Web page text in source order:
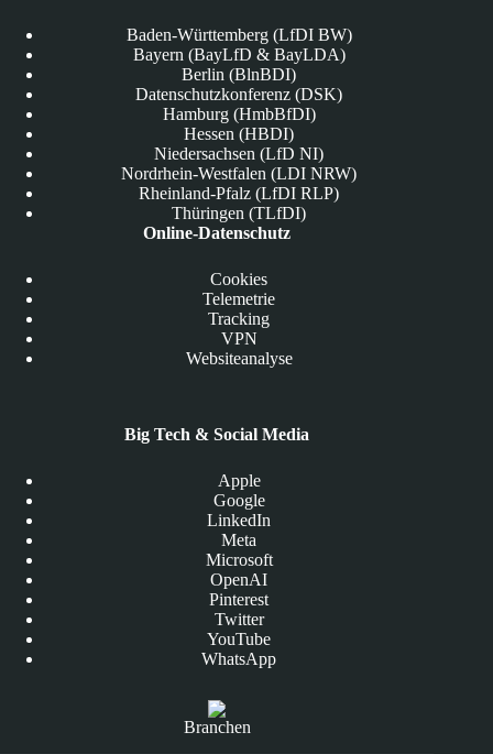
Baden-Württemberg (LfDI BW)
Bayern (BayLfD & BayLDA)
Berlin (BlnBDI)
Datenschutzkonferenz (DSK)
Hamburg (HmbBfDI)
Hessen (HBDI)
Niedersachsen (LfD NI)
Nordrhein-Westfalen (LDI NRW)
Rheinland-Pfalz (LfDI RLP)
Thüringen (TLfDI)
Online-Datenschutz
Cookies
Telemetrie
Tracking
VPN
Websiteanalyse
Big Tech & Social Media
Apple
Google
LinkedIn
Meta
Microsoft
OpenAI
Pinterest
Twitter
YouTube
WhatsApp
Branchen